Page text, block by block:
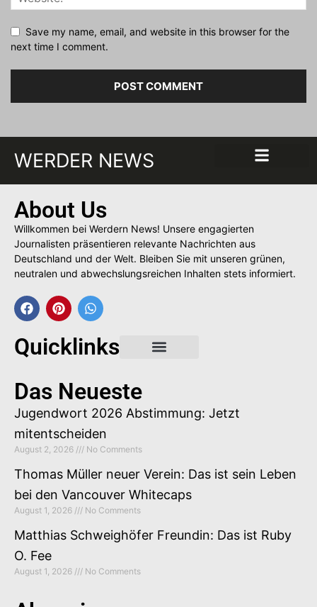
Save my name, email, and website in this browser for the
next time I comment.
WERDER NEWS
About Us
Willkommen bei Werdern News! Unsere engagierten
Journalisten präsentieren relevante Nachrichten aus
Deutschland und der Welt. Bleiben Sie mit unseren grünen,
neutralen und abwechslungsreichen Inhalten stets informiert.
Quicklinks
Das Neueste
Jugendwort 2026 Abstimmung: Jetzt
mitentscheiden
August 2, 2026 No Comments
Thomas Müller neuer Verein: Das ist sein Leben
bei den Vancouver Whitecaps
August 1, 2026 No Comments
Matthias Schweighöfer Freundin: Das ist Ruby
O. Fee
August 1, 2026 No Comments